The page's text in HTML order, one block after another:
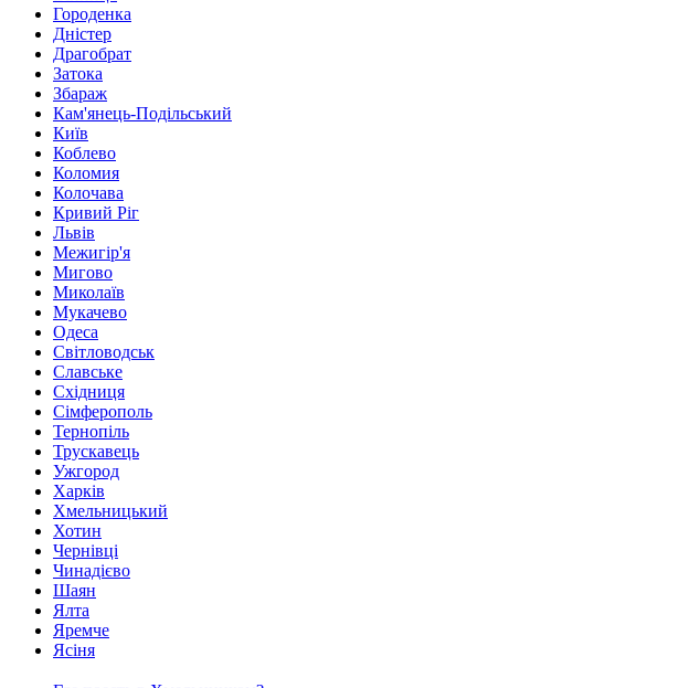
Городенка
Дністер
Драгобрат
Затока
Збараж
Кам'янець-Подільський
Київ
Коблево
Коломия
Колочава
Кривий Ріг
Львів
Межигір'я
Мигово
Миколаїв
Мукачево
Одеса
Світловодськ
Славське
Східниця
Сімферополь
Тернопіль
Трускавець
Ужгород
Харків
Хмельницький
Хотин
Чернівці
Чинадієво
Шаян
Ялта
Яремче
Ясіня